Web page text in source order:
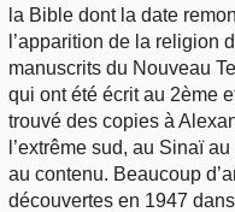
la Bible dont la date
l’apparition de la religion
manuscrits du Nouveau
qui ont été écrit au 2ème
trouvé des copies à
l’extrême sud, au Sinaï
au contenu. Beaucoup
découvertes en 1947